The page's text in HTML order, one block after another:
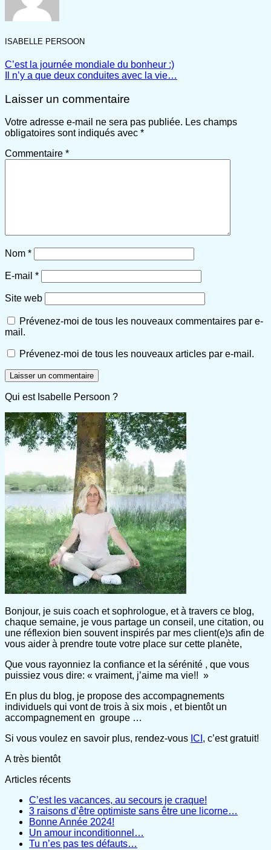
ISABELLE PERSOON
C’est la journée mondiale du bonheur :)
Il n’y a que deux conduites avec la vie…
Laisser un commentaire
Votre adresse e-mail ne sera pas publiée. Les champs
obligatoires sont indiqués avec *
Commentaire *
Nom *
E-mail *
Site web
Prévenez-moi de tous les nouveaux commentaires par e-
mail.
Prévenez-moi de tous les nouveaux articles par e-mail.
Qui est Isabelle Persoon ?
Bonjour, je suis coach et sophrologue, et à travers ce blog,
chaque semaine, je vous partage un conseil, une citation, ou
une réflexion bien souvent inspirés par mes client(e)s afin de
vous aider à prendre toute votre place sur cette planète,
Que vous rayonniez la confiance et la sérénité , que vous
puissiez vous dire: « vraiment, j’aime ma vie!! »
En plus du blog, je propose des accompagnements
individuels qui vont de trois à six mois , et bientôt un
accompagnement en groupe …
Si vous voulez en savoir plus, rendez-vous ICI , c’est gratuit!
A très bientôt
Articles récents
C’est les vacances, au secours je craque!
3 raisons d’être optimiste sans être une licorne…
Bonne Année 2024!
Un amour inconditionnel…
Tu n’es pas tes défauts…